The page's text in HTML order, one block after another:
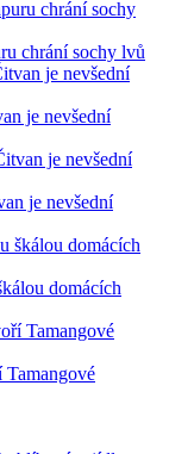
chrání sochy lvů
je nevšední
je nevšední
domácích